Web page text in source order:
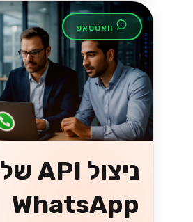
וואטסאפ
ניצול API של
WhatsApp